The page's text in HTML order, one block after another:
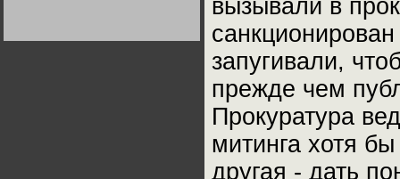
вызывали в
запугивали,
прежде чем
Прокуратура
митинга хотя
другая - дать